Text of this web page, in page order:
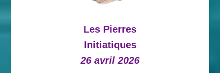
Les Pierres
Initiatiques
26 avril 2026